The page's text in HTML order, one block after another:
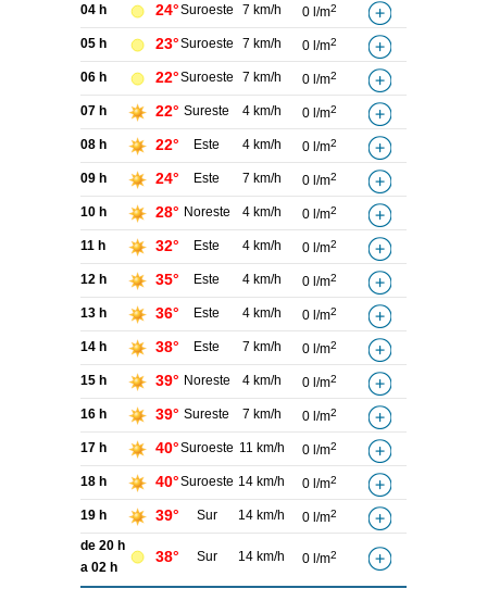
04 h 24°Suroeste 7 km/h 0 l/m2
05 h 23°Suroeste 7 km/h 0 l/m2
06 h 22°Suroeste 7 km/h 0 l/m2
07 h 22° Sureste 4 km/h 0 l/m2
08 h 22° Este 4 km/h 0 l/m2
09 h 24° Este 7 km/h 0 l/m2
10 h 28° Noreste 4 km/h 0 l/m2
11 h 32° Este 4 km/h 0 l/m2
12 h 35° Este 4 km/h 0 l/m2
13 h 36° Este 4 km/h 0 l/m2
14 h 38° Este 7 km/h 0 l/m2
15 h 39° Noreste 4 km/h 0 l/m2
16 h 39° Sureste 7 km/h 0 l/m2
17 h 40°Suroeste 11 km/h 0 l/m2
18 h 40°Suroeste 14 km/h 0 l/m2
19 h 39° Sur 14 km/h 0 l/m2
de 20 h
a 02 h
38° Sur 14 km/h 0 l/m2